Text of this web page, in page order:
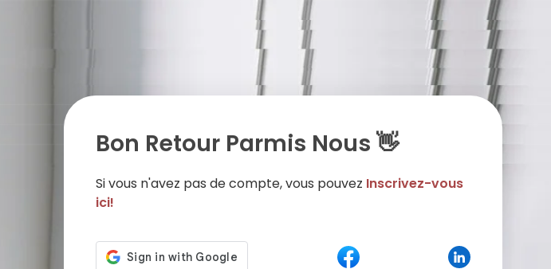
Bon Retour Parmis Nous 👋
Si vous n'avez pas de compte, vous pouvez Inscrivez-vous
ici!